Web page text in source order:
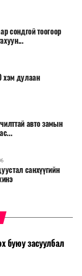
ногооны нөөц
ахуйн нэгжүүдэд
сондгой тоогоор
хэм дулаан
авто замын
санхүүгийн
буюу засуулбал